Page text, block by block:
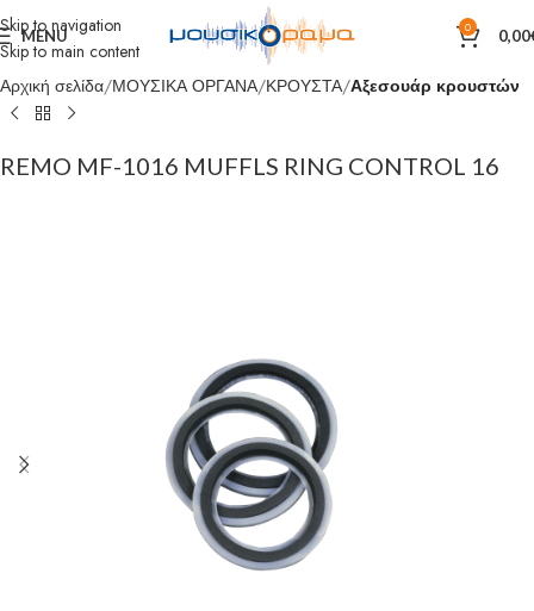
Skip to navigation
Skip to main content
MENU 0 0,00
Αρχική σελίδα ΜΟΥΣΙΚΑ ΟΡΓΑΝΑ ΚΡΟΥΣΤΑ Αξεσουάρ κρουστών
REMO MF-1016 MUFFLS RING CONTROL 16